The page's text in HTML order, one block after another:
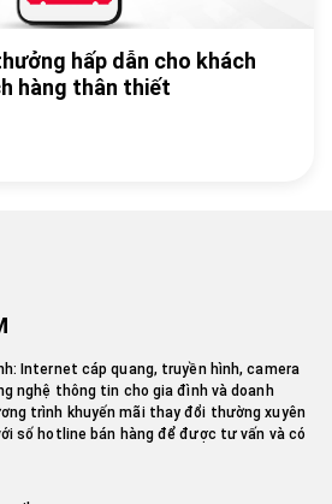
hấp dẫn cho khách
hàng thân thiết
Internet cáp quang, truyền hình, camera
nghệ thông tin cho gia đình và doanh
trình khuyến mãi thay đổi thường xuyên
số hotline bán hàng để được tư vấn và có